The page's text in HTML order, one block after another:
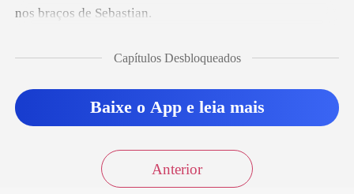
Baixar App
Capítulos Desbloqueados
Baixe o App e leia mais
Anterior